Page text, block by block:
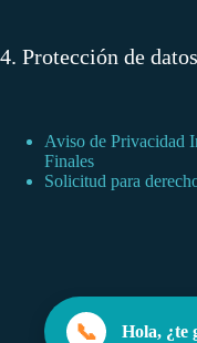
4. Protección de
Aviso de Privacidad
Finales
Solicitud para
📞 Hola, ¿te